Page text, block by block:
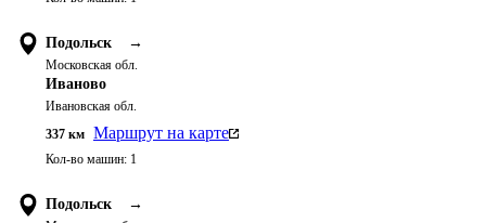
Подольск →
Московская обл.
Иваново
Ивановская обл.
337 км Маршрут на карте
Кол-во машин: 1
Подольск →